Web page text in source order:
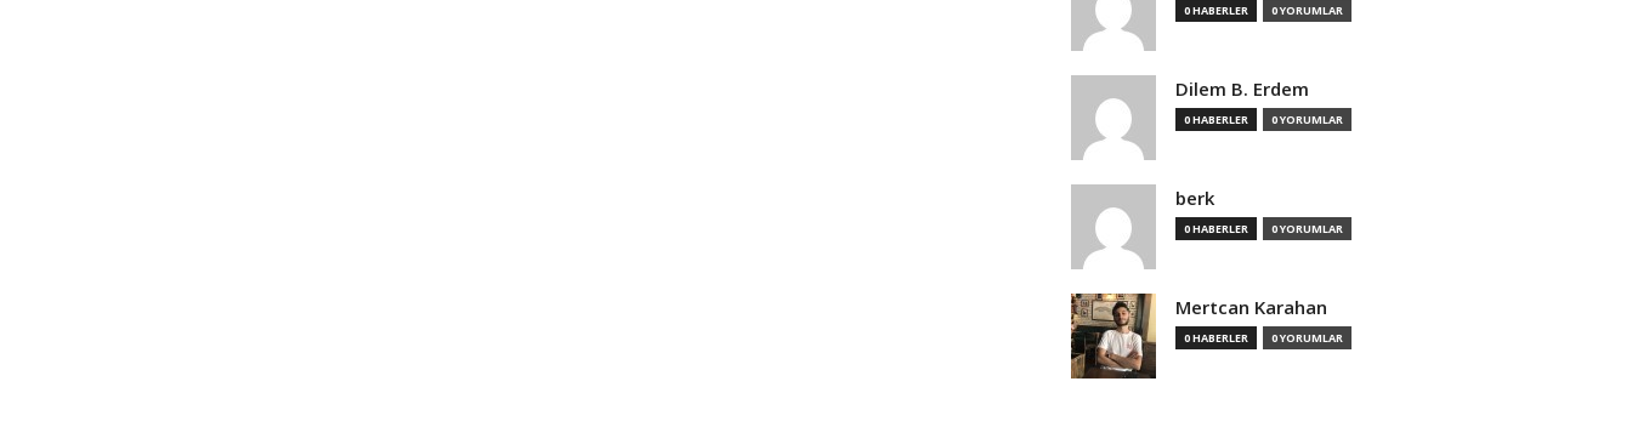
0 HABERLER 0 YORUMLAR
Dilem B. Erdem
0 HABERLER 0 YORUMLAR
berk
0 HABERLER 0 YORUMLAR
Mertcan Karahan
0 HABERLER 0 YORUMLAR